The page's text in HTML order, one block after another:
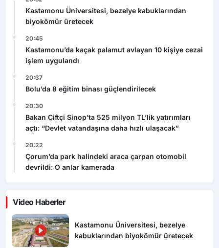
Kastamonu Üniversitesi, bezelye kabuklarından
biyokömür üretecek
20:45
Kastamonu’da kaçak palamut avlayan 10 kişiye cezai
işlem uygulandı
20:37
Bolu’da 8 eğitim binası güçlendirilecek
20:30
Bakan Çiftçi Sinop’ta 525 milyon TL’lik yatırımları
açtı: “Devlet vatandaşına daha hızlı ulaşacak”
20:22
Çorum’da park halindeki araca çarpan otomobil
devrildi: O anlar kamerada
Video Haberler
Kastamonu Üniversitesi, bezelye
kabuklarından biyokömür üretecek